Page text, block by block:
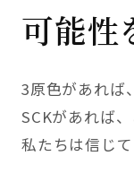
可能性
3原色があれば
SCKがあれば
私たちは信じて